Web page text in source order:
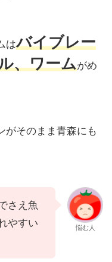
はバイブレー
、ワームがめ
がそのまま青森にも
さえ魚
やすい
悩む人